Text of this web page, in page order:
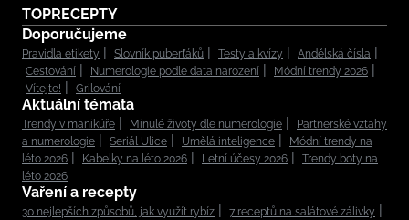
TOPRECEPTY
Doporučujeme
Pravidla etikety Slovník puberťáků Testy a kvízy
Andělská čísla
Cestování
Numerologie podle data narození
Módní trendy 2026
Vítejte!
Grilování
Aktuální témata
Trendy v manikúře Minulé životy dle numerologie
Partnerské vztahy
a numerologie
Seriál Ulice Umělá inteligence
Módní trendy na
léto 2026
Kabelky na léto 2026 Letní účesy 2026
Trendy boty na
léto 2026
Vaření a recepty
30 nejlepších způsobů, jak využít rybíz
7 receptů na salátové zálivky